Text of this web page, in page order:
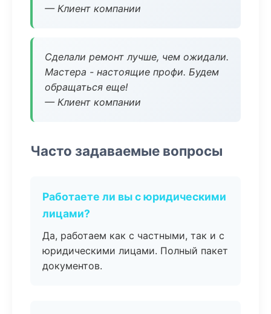
— Клиент компании
Сделали ремонт лучше, чем ожидали.
Мастера - настоящие профи. Будем
обращаться еще!
— Клиент компании
Часто задаваемые вопросы
Работаете ли вы с юридическими
лицами?
Да, работаем как с частными, так и с
юридическими лицами. Полный пакет
документов.